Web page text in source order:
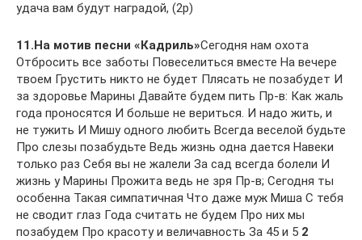
удача вам будут наградой, (2р)
11.На мотив песни «Кадриль»Сегодня нам охота
Отбросить все заботы Повеселиться вместе На вечере
твоем Грустить никто не будет Плясать не позабудет И
за здоровье Марины Давайте будем пить Пр-в: Как жаль
года проносятся И больше не вериться. И надо жить, и
не тужить И Мишу одного любить Всегда веселой будьте
Про слезы позабудьте Ведь жизнь одна дается Навеки
только раз Себя вы не жалели За сад всегда болели И
жизнь у Марины Прожита ведь не зря Пр-в; Сегодня ты
особенна Такая симпатичная Что даже муж Миша С тебя
не сводит глаз Года считать не будем Про них мы
позабудем Про красоту и величавность За 45 и 5 2